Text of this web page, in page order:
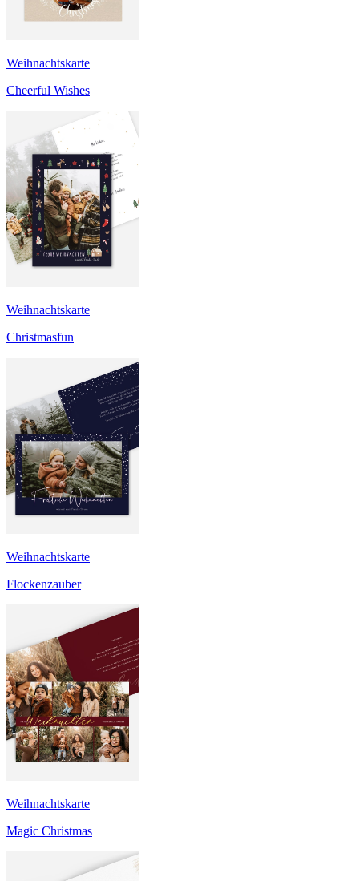
Weihnachtskarte
Cheerful Wishes
Weihnachtskarte
Christmasfun
Weihnachtskarte
Flockenzauber
Weihnachtskarte
Magic Christmas